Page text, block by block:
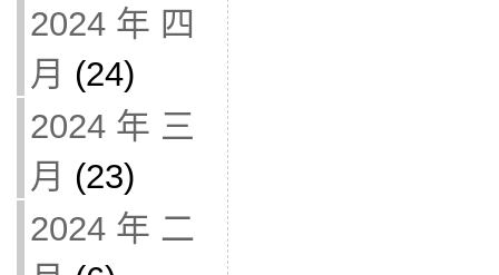
2024 年 四
月 (24)
2024 年 三
月 (23)
2024 年 二